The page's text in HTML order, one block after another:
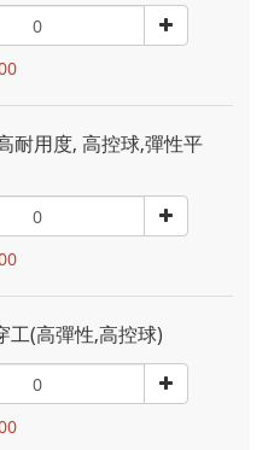
耐用度, 高控球,彈性平
工(高彈性,高控球)